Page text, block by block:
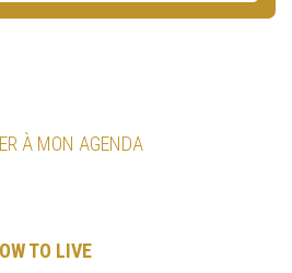
À MON AGENDA
TO LIVE